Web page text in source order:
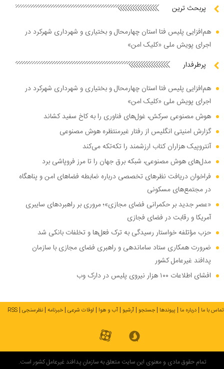
پربحث ترین
هم‌افزایی پلیس فتا استان چهارمحال و بختیاری و شهرداری شهرکرد در
اجرای پویش ملی «کلیک امن»
پرطرفدار
هم‌افزایی پلیس فتا استان چهارمحال و بختیاری و شهرداری شهرکرد در
اجرای پویش ملی «کلیک امن»
هوش مصنوعی سرکش، غول‌های فناوری را به کاخ سفید کشاند
گزارش امنیتی انگلیس از رفتار غیرمنتظره هوش مصنوعی
آنتروپیک هزاران کتاب ارزشمند را تکه‌تکه می‌کند
مدل‌های هوش مصنوعی، شبکه برق جهان را تا مرز فروپاشی برد
فراخوان دریافت نظر‌های تخصصی درباره ضابطه فضا‌های امن و پناهگاه
در مجتمع‌های مسکونی
«عصر جدید بر حکمرانی فضای مجازی»؛ مروری بر راهبرد‌های سایبری
آمریکا و رقابت در فضای فجازی
حزب مؤتلفه خواستار رسیدگی به ترک فعل‌ها و تخلفات بانکی شد
ضرورت همکاری ستاد ساماندهی و راهبری فضای مجازی با سازمان
پدافند غیرعامل کشور
افشای اطلاعات ۱۰۰ هزار نیروی پلیس در دارک وب
تماس با ما درباره ما پیوندها جستجو آرشیو آب و هوا اوقات شرعی خبرنامه نظرسنجی RSS
تمام حقوق مادی و معنوی این سایت متعلق به سازمان پدافند غیرعامل کشور است.